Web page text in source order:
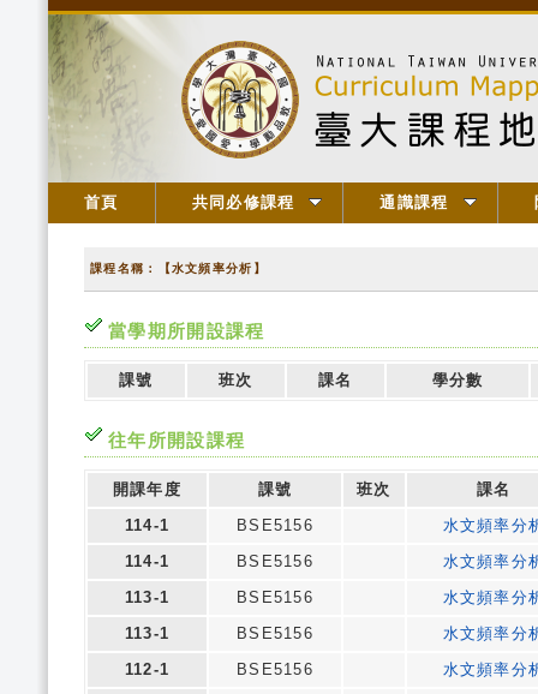
首頁 共同必修課程 通識課程
課程名稱：【水文頻率分析】
當學期所開設課程
課號 班次 課名 學分數
往年所開設課程
開課年度 課號 班次
課名
114-1
BSE5156
水文頻率分
114-1
BSE5156
水文頻率分
113-1
BSE5156
水文頻率分
113-1
BSE5156
水文頻率分
112-1
BSE5156
水文頻率分